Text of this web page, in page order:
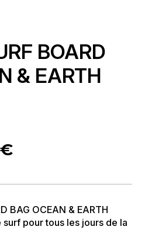
BOARD
& EARTH
€
BAG OCEAN & EARTH
surf pour tous les jours de la